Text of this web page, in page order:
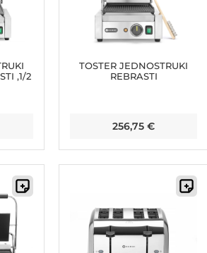
,1/2
TOSTER JEDNOSTRUKI
REBRASTI
256,75 €